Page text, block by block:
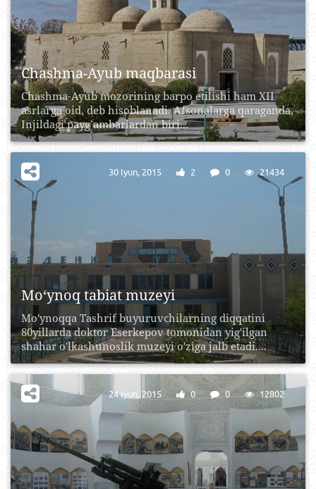
Chashma-Ayub maqbarasi
Chashma-Ayub mozorining barpo etilishi ham XII
asrlarga oid, deb hisoblanadi. Afsonalarga qaraganda,
Injildagi payg’ambarlardan biri...
Mo‘ynoq tabiat muzeyi
Mo'ynoqqa Tashrif buyuruvchilarning diqqatini
80yillarda doktor Eserkepov tomonidan yig'ilgan
shahar o'lkashunoslik muzeyi o'ziga jalb etadi....
30 Iyun, 2015 2 0 21434
24 Iyun, 2015 0 0 12802